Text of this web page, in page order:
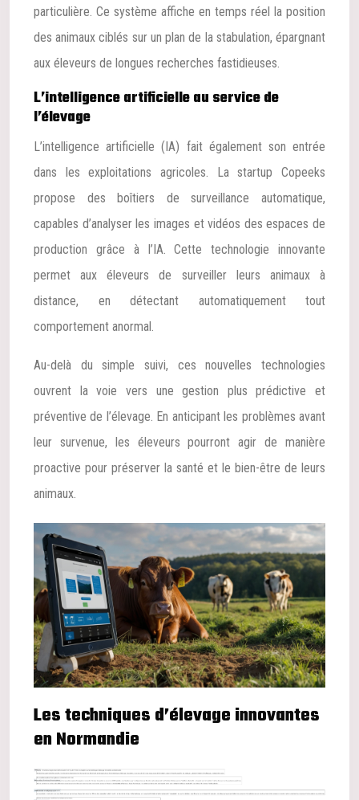
particulière. Ce système affiche en temps réel la position
des animaux ciblés sur un plan de la stabulation, épargnant
aux éleveurs de longues recherches fastidieuses.
L’intelligence artificielle au service de
l’élevage
L’intelligence artificielle (IA) fait également son entrée
dans les exploitations agricoles. La startup Copeeks
propose des boîtiers de surveillance automatique,
capables d’analyser les images et vidéos des espaces de
production grâce à l’IA. Cette technologie innovante
permet aux éleveurs de surveiller leurs animaux à
distance, en détectant automatiquement tout
comportement anormal.
Au-delà du simple suivi, ces nouvelles technologies
ouvrent la voie vers une gestion plus prédictive et
préventive de l’élevage. En anticipant les problèmes avant
leur survenue, les éleveurs pourront agir de manière
proactive pour préserver la santé et le bien-être de leurs
animaux.
Les techniques d’élevage innovantes
en Normandie